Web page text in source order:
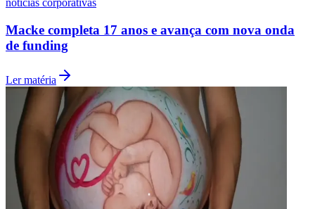
noticias corporativas
Macke completa 17 anos e avança com nova onda
de funding
Ler matéria